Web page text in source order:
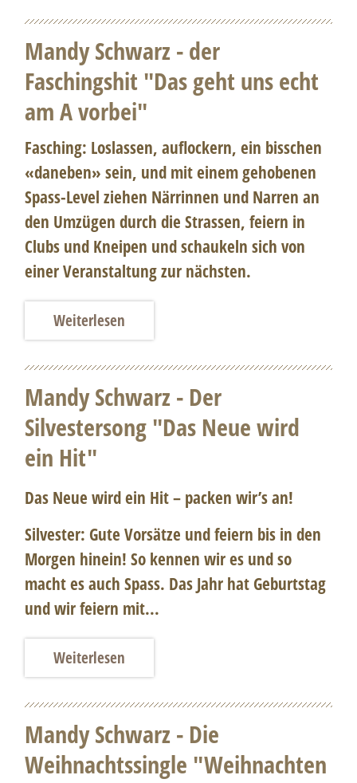
Mandy Schwarz - der
Faschingshit "Das geht uns echt
am A vorbei"
Fasching: Loslassen, auflockern, ein bisschen
«daneben» sein, und mit einem gehobenen
Spass-Level ziehen Närrinnen und Narren an
den Umzügen durch die Strassen, feiern in
Clubs und Kneipen und schaukeln sich von
einer Veranstaltung zur nächsten.
Weiterlesen
Mandy Schwarz - Der
Silvestersong "Das Neue wird
ein Hit"
Das Neue wird ein Hit – packen wir’s an!
Silvester: Gute Vorsätze und feiern bis in den
Morgen hinein! So kennen wir es und so
macht es auch Spass. Das Jahr hat Geburtstag
und wir feiern mit...
Weiterlesen
Mandy Schwarz - Die
Weihnachtssingle "Weihnachten